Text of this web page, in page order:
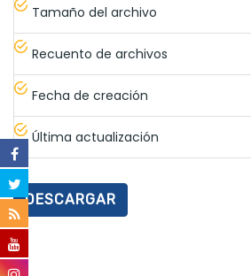
Tamaño del archivo
Recuento de archivos
Fecha de creación
Última actualización
DESCARGAR